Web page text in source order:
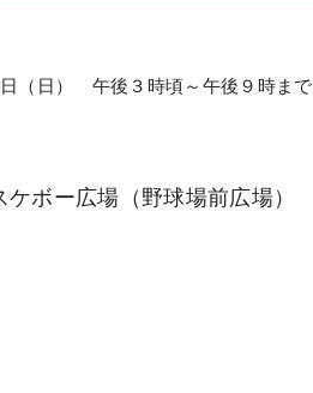
（日） 午後３時頃～午後９時まで
ケボー広場（野球場前広場）